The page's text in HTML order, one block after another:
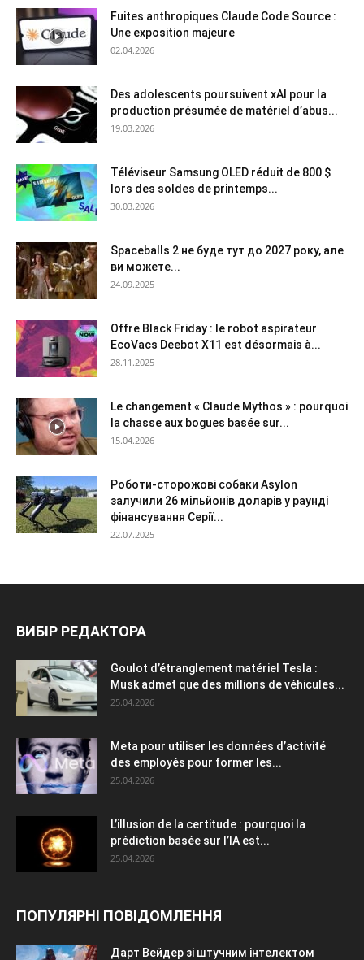
Fuites anthropiques Claude Code Source :
Une exposition majeure
02.04.2026
Des adolescents poursuivent xAI pour la
production présumée de matériel d’abus...
19.03.2026
Téléviseur Samsung OLED réduit de 800 $
lors des soldes de printemps...
30.03.2026
Spaceballs 2 не буде тут до 2027 року, але
ви можете...
24.09.2025
Offre Black Friday : le robot aspirateur
EcoVacs Deebot X11 est désormais à...
28.11.2025
Le changement « Claude Mythos » : pourquoi
la chasse aux bogues basée sur...
15.04.2026
Роботи-сторожові собаки Asylon
залучили 26 мільйонів доларів у раунді
фінансування Серії...
22.07.2025
ВИБІР РЕДАКТОРА
Goulot d’étranglement matériel Tesla :
Musk admet que des millions de véhicules...
25.04.2026
Meta pour utiliser les données d’activité
des employés pour former les...
25.04.2026
L’illusion de la certitude : pourquoi la
prédiction basée sur l’IA est...
25.04.2026
ПОПУЛЯРНІ ПОВІДОМЛЕННЯ
Дарт Вейдер зі штучним інтелектом